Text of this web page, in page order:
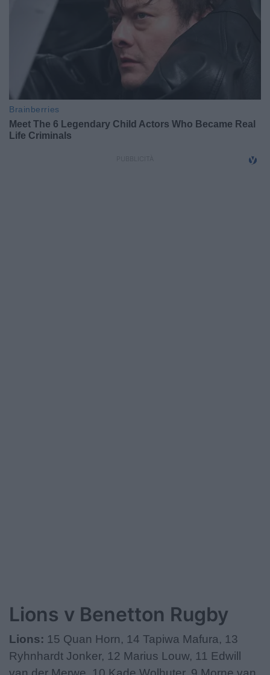
Lions v Benetton Rugby
Lions: 15 Quan Horn, 14 Tapiwa Mafura, 13
Ryhnhardt Jonker, 12 Marius Louw, 11 Edwill